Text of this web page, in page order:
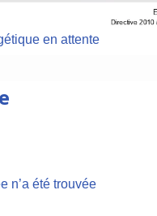
en attente
n’a été trouvée